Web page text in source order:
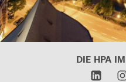
DIE HPA